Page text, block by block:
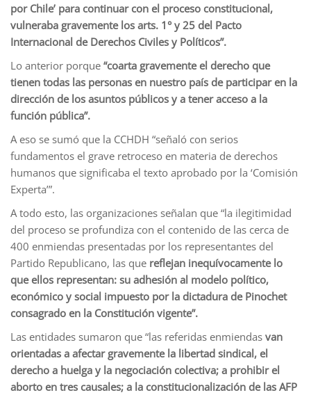
por Chile’ para continuar con el proceso constitucional,
vulneraba gravemente los arts. 1° y 25 del Pacto
Internacional de Derechos Civiles y Políticos”.
Lo anterior porque “coarta gravemente el derecho que
tienen todas las personas en nuestro país de participar en la
dirección de los asuntos públicos y a tener acceso a la
función pública”.
A eso se sumó que la CCHDH “señaló con serios
fundamentos el grave retroceso en materia de derechos
humanos que significaba el texto aprobado por la ‘Comisión
Experta’”.
A todo esto, las organizaciones señalan que “la ilegitimidad
del proceso se profundiza con el contenido de las cerca de
400 enmiendas presentadas por los representantes del
Partido Republicano, las que reflejan inequívocamente lo
que ellos representan: su adhesión al modelo político,
económico y social impuesto por la dictadura de Pinochet
consagrado en la Constitución vigente”.
Las entidades sumaron que “las referidas enmiendas van
orientadas a afectar gravemente la libertad sindical, el
derecho a huelga y la negociación colectiva; a prohibir el
aborto en tres causales; a la constitucionalización de las AFP